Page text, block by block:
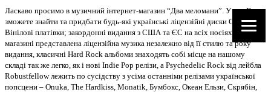
Ласкаво просимо в музичний інтернет-магазин “Два меломани”. У нас Ви
зможете знайти та придбати будь-які українські ліцензійні диски CD, DVD,
Вінілові платівки; закордонні видання з США та ЄС на всіх носіях. В
магазині представлена ліцензійна музика незалежно від її стилю та року
видання, класичні Hard Rock альбоми знаходять собі місце на нашому
складі так же легко, як і нові Indie Pop релізи, а Psychedelic Rock від лейбла
Robustfellow лежить по сусідству з усіма останніми релізами української
попсцени – Onuka, The Hardkiss, Monatik, Бумбокс, Океан Ельзи, Скрябін,